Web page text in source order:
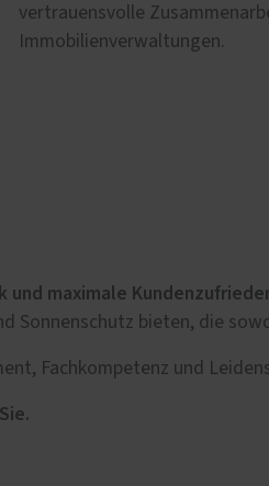
vertrauensvolle
Immobilienverwaltungen.
und maximale
Sonnenschutz bieten, die
Fachkompetenz und